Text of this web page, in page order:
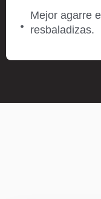
Mejor agarre
resbaladizas.